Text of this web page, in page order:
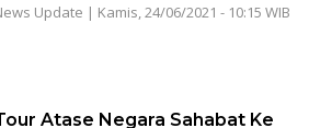
Update | Kamis, 24/06/2021 - 10:15 WIB
Atase Negara Sahabat Ke